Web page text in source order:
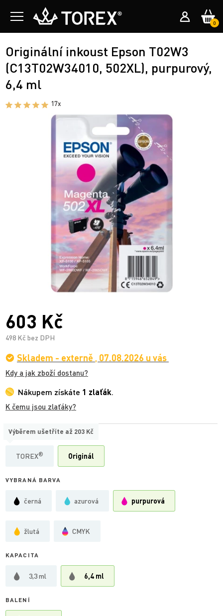
0
Originální inkoust Epson T02W3
(C13T02W34010, 502XL), purpurový,
6,4 ml
17x
603 Kč
498 Kč bez DPH
Skladem - externě , 07.08.2026 u vás
Kdy a jak zboží dostanu?
Nákupem získáte 1 zlaťák.
K čemu jsou zlaťáky?
TYP
TOREX®
Výběrem ušetříte až 203 Kč
Originál
VYBRANÁ BARVA
černá azurová purpurová
žlutá CMYK
KAPACITA
3,3 ml 6,4 ml
BALENÍ